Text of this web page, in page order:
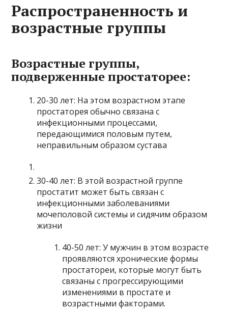
Распространенность и
возрастные группы
Возрастные группы,
подверженные простаторее:
20-30 лет: На этом возрастном этапе
простаторея обычно связана с
инфекционными процессами,
передающимися половым путем,
неправильным образом сустава
30-40 лет: В этой возрастной группе
простатит может быть связан с
инфекционными заболеваниями
мочеполовой системы и сидячим образом
жизни
40-50 лет: У мужчин в этом возрасте
проявляются хронические формы
простатореи, которые могут быть
связаны с прогрессирующими
изменениями в простате и
возрастными факторами.